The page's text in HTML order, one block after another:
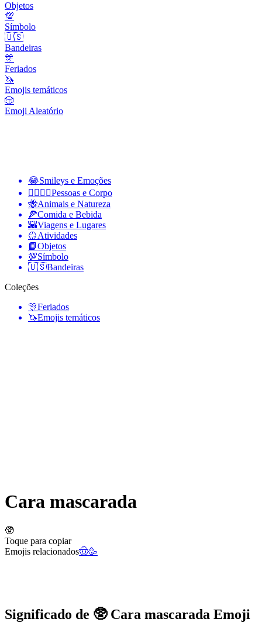
Objetos
💯
Símbolo
🇺🇸
Bandeiras
🎊
Feriados
🦄
Emojis temáticos
🎲
Emoji Aleatório
😂Smileys e Emoções
👩‍❤️‍💋‍👨Pessoas e Corpo
🐝Animais e Natureza
🍕Comida e Bebida
🌇Viagens e Lugares
🥎Atividades
📙Objetos
💯Símbolo
🇺🇸Bandeiras
Coleções
🎊Feriados
🦄Emojis temáticos
Cara mascarada
🥸
Toque para copiar
Emojis relacionados🤠🥳
Significado de 🥸 Cara mascarada Emoji